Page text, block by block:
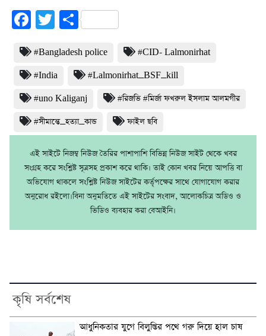
Facebook
TwitterShare
#Bangladesh police #CID- Lalmonirhat
#India #Lalmonirhat_BSF_kill
#uno Kaliganj #রিজভি #মির্জা ফখরুল ইসলাম আলমগীর
#সীমান্তে_হত্যা_কান্ড ফাইল ছবি
এই সাইটে নিজম্ব নিউজ তৈরির পাশাপাশি বিভিন্ন নিউজ সাইট থেকে খবর
সংগ্রহ করে সংশ্লিষ্ট সূত্রসহ প্রকাশ করে থাকি। তাই কোন খবর নিয়ে আপত্তি বা
অভিযোগ থাকলে সংশ্লিষ্ট নিউজ সাইটের কর্তৃপক্ষের সাথে যোগাযোগ করার
অনুরোধ রইলো।বিনা অনুমতিতে এই সাইটের সংবাদ, আলোকচিত্র অডিও ও
ভিডিও ব্যবহার করা বেআইনি।
কৃষি সর্বশেষ
আধুনিকতার যুগে বিলুপ্তির পথে গরু দিয়ে হাল চাষ